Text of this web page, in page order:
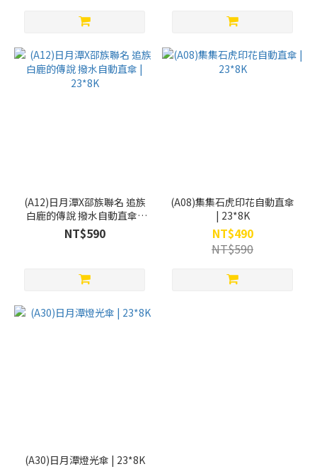
(A12)日月潭X邵族聯名 追族
白鹿的傳說 撥水自動直傘 |
23*8K
NT$590
(A08)集集石虎印花自動直傘
| 23*8K
NT$490
NT$590
(A30)日月潭燈光傘 | 23*8K